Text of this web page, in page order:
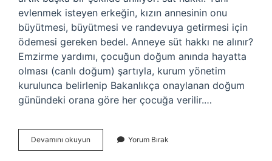
evlenmek isteyen erkeğin, kızın annesinin onu
büyütmesi, büyütmesi ve randevuya getirmesi için
ödemesi gereken bedel. Anneye süt hakkı ne alınır?
Emzirme yardımı, çocuğun doğum anında hayatta
olması (canlı doğum) şartıyla, kurum yönetim
kurulunca belirlenip Bakanlıkça onaylanan doğum
günündeki orana göre her çocuğa verilir.…
Devamını okuyun
Hakkı
Yorum Bırak